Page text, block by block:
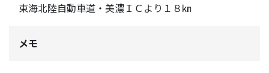
東海北陸自動車道・美濃ＩＣより１８㎞
メモ